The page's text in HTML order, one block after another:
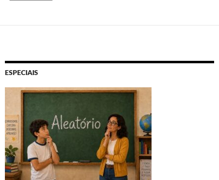
ESPECIAIS